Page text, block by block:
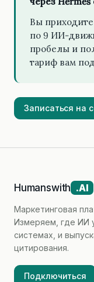
Вы
по 9 ИИ-
пробелы и
тариф вам
Записаться на
Humanswith .AI
Маркетинговая
Измеряем, где ИИ
системах, и
цитирования.
Подключиться